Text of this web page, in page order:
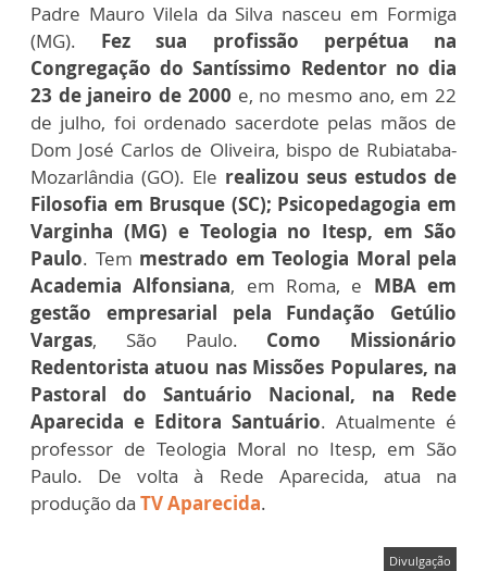
Padre Mauro Vilela da Silva nasceu em Formiga
(MG). Fez sua profissão perpétua na
Congregação do Santíssimo Redentor no dia
23 de janeiro de 2000 e, no mesmo ano, em 22
de julho, foi ordenado sacerdote pelas mãos de
Dom José Carlos de Oliveira, bispo de Rubiataba-
Mozarlândia (GO). Ele realizou seus estudos de
Filosofia em Brusque (SC); Psicopedagogia em
Varginha (MG) e Teologia no Itesp, em São
Paulo. Tem mestrado em Teologia Moral pela
Academia Alfonsiana, em Roma, e MBA em
gestão empresarial pela Fundação Getúlio
Vargas, São Paulo. Como Missionário
Redentorista atuou nas Missões Populares, na
Pastoral do Santuário Nacional, na Rede
Aparecida e Editora Santuário. Atualmente é
professor de Teologia Moral no Itesp, em São
Paulo. De volta à Rede Aparecida, atua na
produção da TV Aparecida.
Divulgação